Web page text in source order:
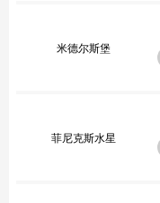
米德尔斯堡
菲尼克斯水星